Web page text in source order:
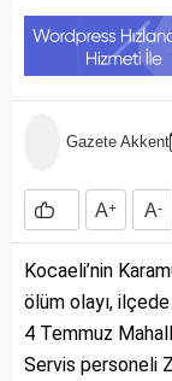
Gazete Akkent
A+ A-
Kocaeli’nin
ölüm olayı,
4 Temmuz
Servis personeli